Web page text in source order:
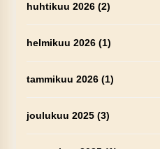
huhtikuu 2026(2)
helmikuu 2026(1)
tammikuu 2026(1)
joulukuu 2025(3)